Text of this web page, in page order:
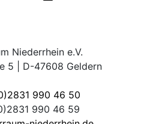
Niederrhein e.V.
5 | D-47608 Geldern
990 46 50
990 46 59